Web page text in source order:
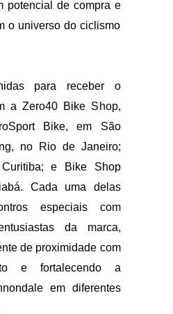
experiência exclusiva
para receber o
a Zero40 Bike Shop,
Bike, em São
no Rio de Janeiro;
e Bike Shop
Cada uma delas
especiais com
da marca,
de proximidade com
e fortalecendo a